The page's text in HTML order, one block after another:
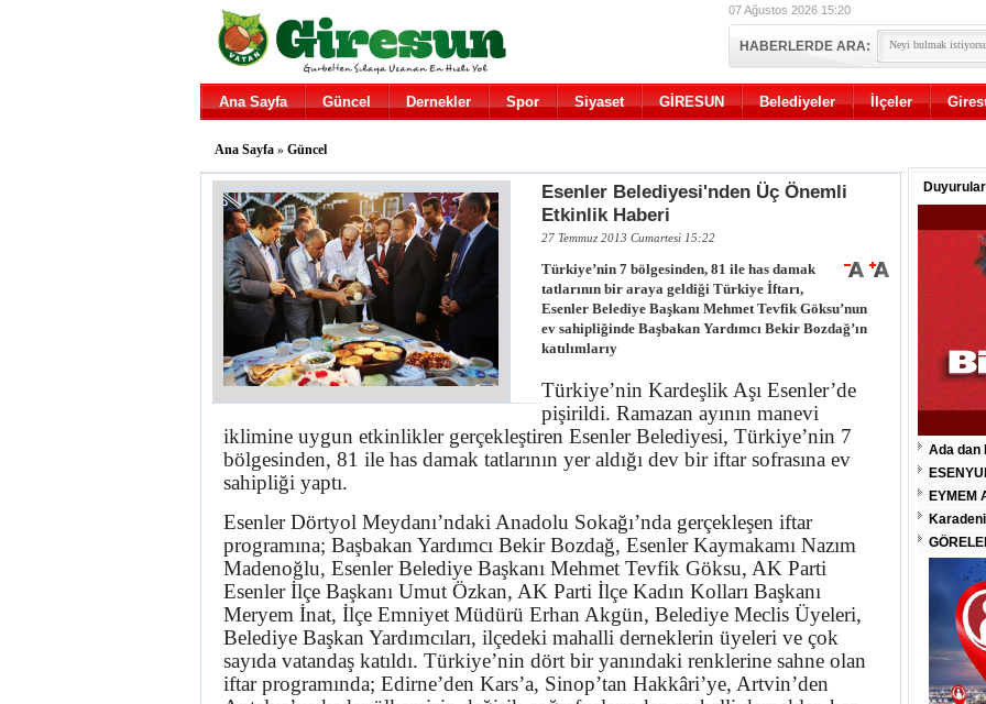
07 Ağustos 2026 15:20
HABERLERDE ARA:
Ana Sayfa Güncel Dernekler Spor Siyaset GİRESUN Belediyeler İlçeler
Ana Sayfa » Güncel
Esenler Belediyesi'nden Üç Önemli
Etkinlik Haberi
27 Temmuz 2013 Cumartesi 15:22
Türkiye’nin 7 bölgesinden, 81 ile has damak
tatlarının bir araya geldiği Türkiye İftarı,
Esenler Belediye Başkanı Mehmet Tevfik Göksu’nun
ev sahipliğinde Başbakan Yardımcı Bekir Bozdağ’ın
katılımlarıy
Türkiye’nin Kardeşlik Aşı Esenler’de
pişirildi. Ramazan ayının manevi
iklimine uygun etkinlikler gerçekleştiren Esenler Belediyesi, Türkiye’nin 7
bölgesinden, 81 ile has damak tatlarının yer aldığı dev bir iftar sofrasına ev
sahipliği yaptı.
Esenler Dörtyol Meydanı’ndaki Anadolu Sokağı’nda gerçekleşen iftar
programına; Başbakan Yardımcı Bekir Bozdağ, Esenler Kaymakamı Nazım
Madenoğlu, Esenler Belediye Başkanı Mehmet Tevfik Göksu, AK Parti
Esenler İlçe Başkanı Umut Özkan, AK Parti İlçe Kadın Kolları Başkanı
Meryem İnat, İlçe Emniyet Müdürü Erhan Akgün, Belediye Meclis Üyeleri,
Belediye Başkan Yardımcıları, ilçedeki mahalli derneklerin üyeleri ve çok
sayıda vatandaş katıldı. Türkiye’nin dört bir yanındaki renklerine sahne olan
iftar programında; Edirne’den Kars’a, Sinop’tan Hakkâri’ye, Artvin’den
Duyurular
Ada dan
EYMEM